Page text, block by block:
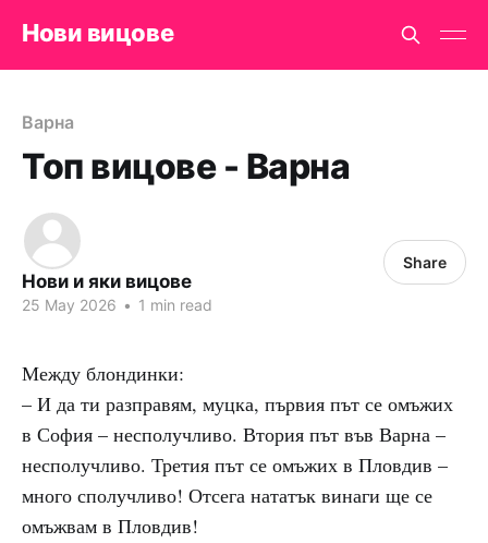
Нови вицове
Варна
Топ вицове - Варна
Нови и яки вицове
25 May 2026 • 1 min read
Share
Между блондинки:
– И да ти разправям, муцка, първия път се омъжих
в София – несполучливо. Втория път във Варна –
несполучливо. Третия път се омъжих в Пловдив –
много сполучливо! Отсега нататък винаги ще се
омъжвам в Пловдив!